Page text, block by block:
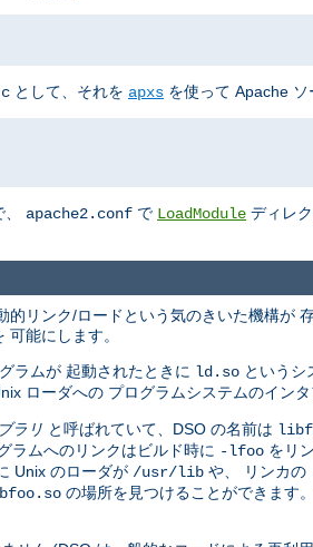
として、それを apxs を使って Apache
apache2.conf で LoadModule ディレ
的リンク/ロードという気のきいた機構が
能にします。
ラムが 起動されたときに ld.so というシ
ローダへの プログラムシステムのイン
ラリ と呼ばれていて、DSO の名前は
ラムへのリンクはビルド時に -lfoo をリ
Unix のローダが /usr/lib や、 リンカの
の場所を見つけることができます